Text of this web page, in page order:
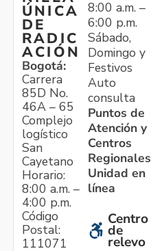
ÚNICA
DE
RADIC
ACIÓN
Bogotá:
Carrera
85D No.
46A – 65
Complejo
logístico
San
Cayetano
Horario:
8:00 a.m. –
4:00 p.m.
Código
Postal:
111071
8:00 a.m. –
6:00 p.m.
Sábado,
Domingo y
Festivos
Auto
consulta
Puntos de
Atención y
Centros
Regionales
Unidad en
línea
Centro
de
relevo